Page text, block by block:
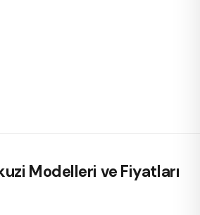
Modelleri ve Fiyatları